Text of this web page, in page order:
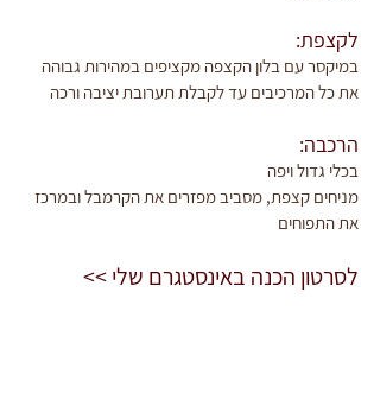
לקצפת:
במיקסר עם בלון הקצפה מקציפים במהירות גבוהה
את כל המרכיבים עד לקבלת תערובת יציבה ורכה
הרכבה:
בכלי גדול ויפה
מניחים קצפת, מסביב מפזרים את הקרמבל ובמרכז
את התפוחים
לסרטון הכנה באינסטגרם שלי >>